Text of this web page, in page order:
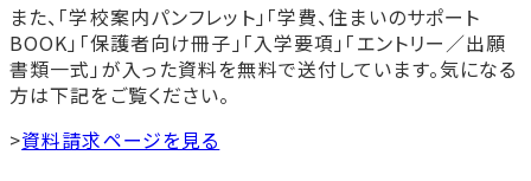
また、「学校案内パンフレット」「学費、住まいのサポート
BOOK」「保護者向け冊子」「入学要項」「エントリー／出願
書類一式」が入った資料を無料で送付しています。気になる
方は下記をご覧ください。
>資料請求ページを見る